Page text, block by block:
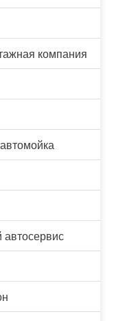
компания
автосервис